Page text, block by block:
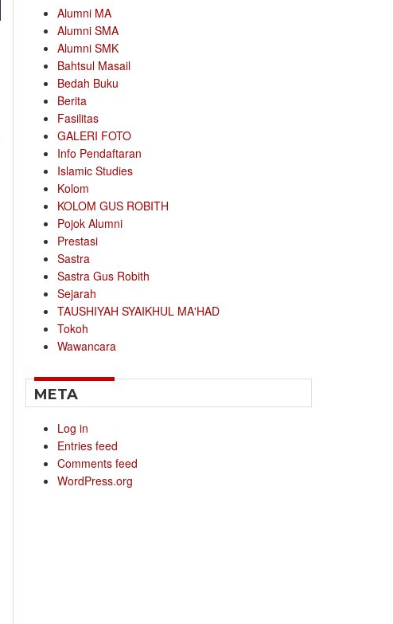
Alumni MA
Alumni SMA
Alumni SMK
Bahtsul Masail
Bedah Buku
Berita
Fasilitas
GALERI FOTO
Info Pendaftaran
Islamic Studies
Kolom
KOLOM GUS ROBITH
Pojok Alumni
Prestasi
Sastra
Sastra Gus Robith
Sejarah
TAUSHIYAH SYAIKHUL MA'HAD
Tokoh
Wawancara
META
Log in
Entries feed
Comments feed
WordPress.org